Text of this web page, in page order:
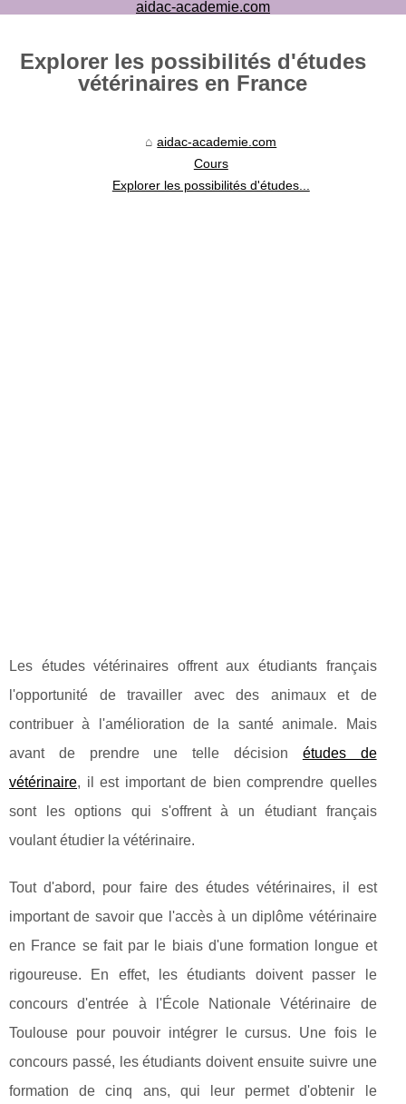
Explorer les possibilités d'études
vétérinaires en France
aidac-academie.com
Cours
Explorer les possibilités d'études...
Les études vétérinaires offrent aux étudiants français
l'opportunité de travailler avec des animaux et de
contribuer à l'amélioration de la santé animale. Mais
avant de prendre une telle décision études de
vétérinaire, il est important de bien comprendre quelles
sont les options qui s'offrent à un étudiant français
voulant étudier la vétérinaire.
Tout d'abord, pour faire des études vétérinaires, il est
important de savoir que l'accès à un diplôme vétérinaire
en France se fait par le biais d'une formation longue et
rigoureuse. En effet, les étudiants doivent passer le
concours d'entrée à l'École Nationale Vétérinaire de
Toulouse pour pouvoir intégrer le cursus. Une fois le
concours passé, les étudiants doivent ensuite suivre une
formation de cinq ans, qui leur permet d'obtenir le
aidac-academie.com